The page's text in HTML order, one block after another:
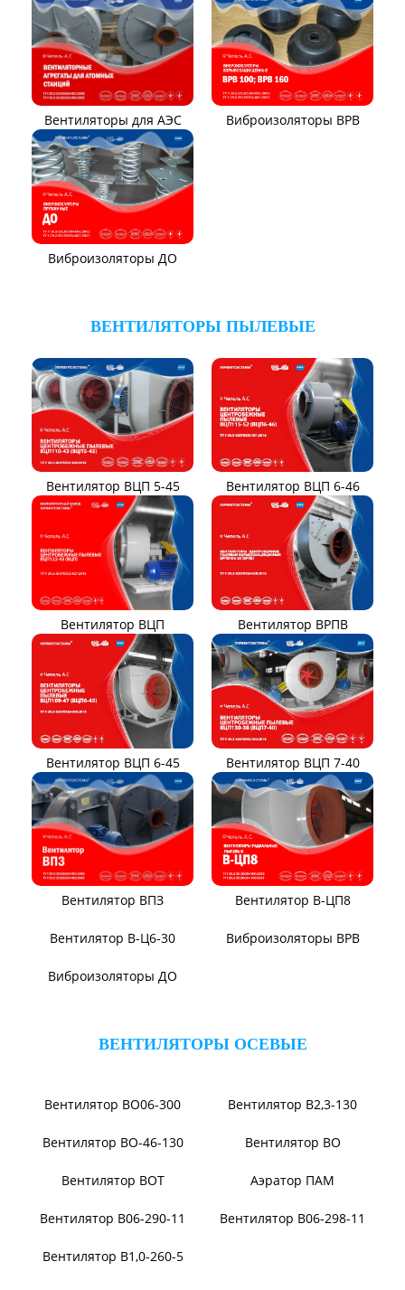
Вентиляторы для АЭС Виброизоляторы ВРВ
Виброизоляторы ДО
ВЕНТИЛЯТОРЫ ПЫЛЕВЫЕ
Вентилятор ВЦП 5-45 Вентилятор ВЦП 6-46
Вентилятор ВЦП Вентилятор ВРПВ
Вентилятор ВЦП 6-45 Вентилятор ВЦП 7-40
Вентилятор ВПЗ Вентилятор В-ЦП8
Вентилятор В-Ц6-30 Виброизоляторы ВРВ
Виброизоляторы ДО